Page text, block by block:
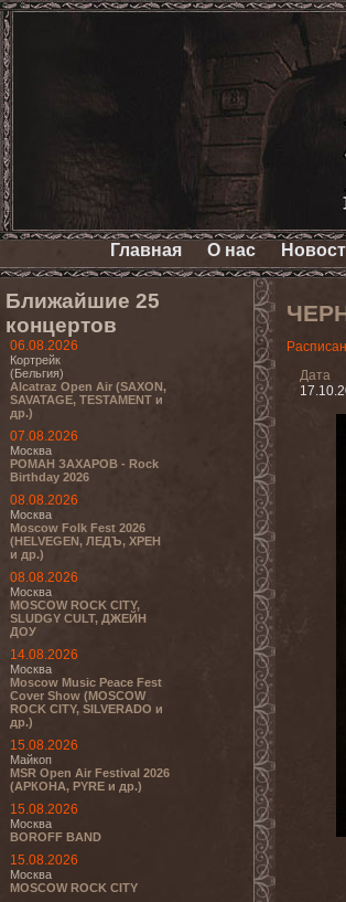
Главная О нас
Ближайшие 25
концертов
06.08.2026
Кортрейк
(Бельгия)
Alcatraz Open Air (SAXON,
SAVATAGE, TESTAMENT и
др.)
07.08.2026
Москва
РОМАН ЗАХАРОВ - Rock
Birthday 2026
08.08.2026
Москва
Moscow Folk Fest 2026
(HELVEGEN, ЛЕДЪ, ХРЕН
и др.)
08.08.2026
Москва
MOSCOW ROCK CITY,
SLUDGY CULT, ДЖЕЙН
ДОУ
14.08.2026
Москва
Moscow Music Peace Fest
Cover Show (MOSCOW
ROCK CITY, SILVERADO и
др.)
15.08.2026
Майкоп
MSR Open Air Festival 2026
(АРКОНА, PYRE и др.)
15.08.2026
Москва
BOROFF BAND
15.08.2026
Москва
MOSCOW ROCK CITY
Дата